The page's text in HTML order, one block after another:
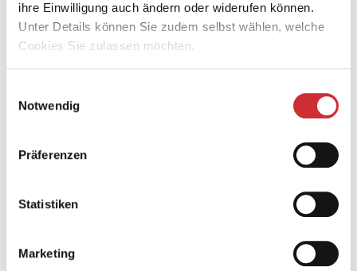
ihre Einwilligung auch ändern oder widerufen können.
Unter Details können Sie zudem selbst wählen, welche
Cookies Sie zulassen möchten.
Notwendig
Präferenzen
Statistiken
Marketing